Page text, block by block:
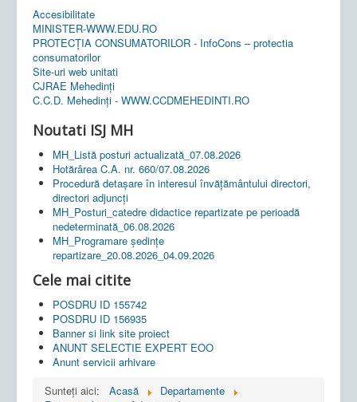
Accesibilitate
MINISTER-WWW.EDU.RO
PROTECȚIA CONSUMATORILOR - InfoCons – protectia
consumatorilor
Site-uri web unitati
CJRAE Mehedinți
C.C.D. Mehedinţi - WWW.CCDMEHEDINTI.RO
Noutati ISJ MH
MH_Listă posturi actualizată_07.08.2026
Hotărârea C.A. nr. 660/07.08.2026
Procedură detașare în interesul învățământului directori,
directori adjuncți
MH_Posturi_catedre didactice repartizate pe perioadă
nedeterminată_06.08.2026
MH_Programare ședințe
repartizare_20.08.2026_04.09.2026
Cele mai citite
POSDRU ID 155742
POSDRU ID 156935
Banner si link site proiect
ANUNT SELECTIE EXPERT EOO
Anunt servicii arhivare
Sunteți aici:
Acasă
Departamente